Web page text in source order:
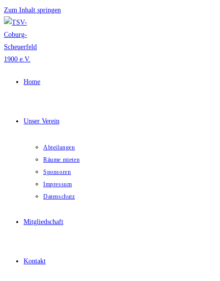
Zum Inhalt springen
Home
Unser Verein
Abteilungen
Räume mieten
Sponsoren
Impressum
Datenschutz
Mitgliedschaft
Kontakt